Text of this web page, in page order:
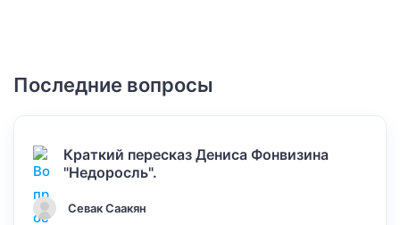
Последние вопросы
Краткий пересказ Дениса Фонвизина
"Недоросль".
Севак Саакян